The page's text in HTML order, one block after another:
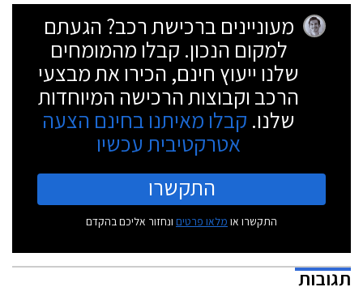
ישתנה משמעותית בשל העברת הזיכיון.
מעוניינים ברכישת רכב? הגעתם
למקום הנכון. קבלו מהמומחים
שלנו ייעוץ חינם, הכירו את מבצעי
הרכב וקבוצות הרכישה המיוחדות
שלנו. קבלו מאיתנו בחינם הצעה
אטרקטיבית עכשיו
התקשרו
התקשרו או מלאו פרטים ונחזור אליכם בהקדם
תגובות